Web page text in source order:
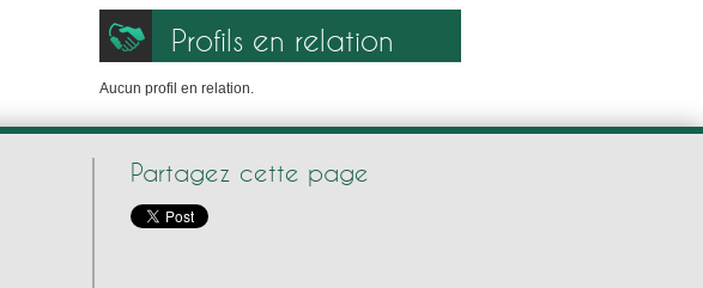
Profils en relation
Aucun profil en relation.
Partagez cette page